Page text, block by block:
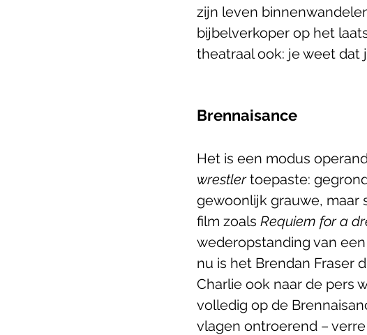
zijn leven
bijbelverkoper op het
theatraal ook: je weet dat
Brennaisance
Het is een modus
wrestler toepaste:
gewoonlijk grauwe, maar
film zoals Requiem for a
wederopstanding van
nu is het Brendan Fraser
Charlie ook naar de pers
volledig op de
vlagen ontroerend –